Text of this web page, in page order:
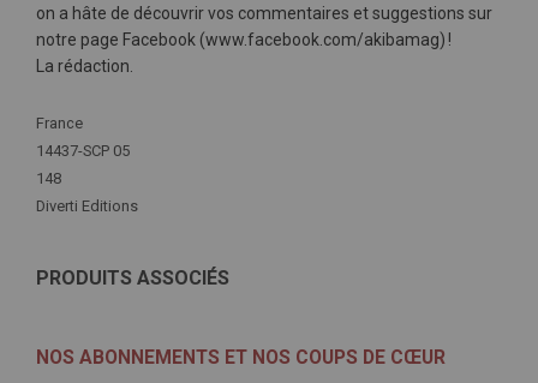
on a hâte de découvrir vos commentaires et suggestions sur
notre page Facebook (www.facebook.com/akibamag) !
La rédaction.
Plus
d'infos
France
14437-SCP 05
148
Diverti Editions
PRODUITS ASSOCIÉS
NOS ABONNEMENTS ET NOS COUPS DE CŒUR